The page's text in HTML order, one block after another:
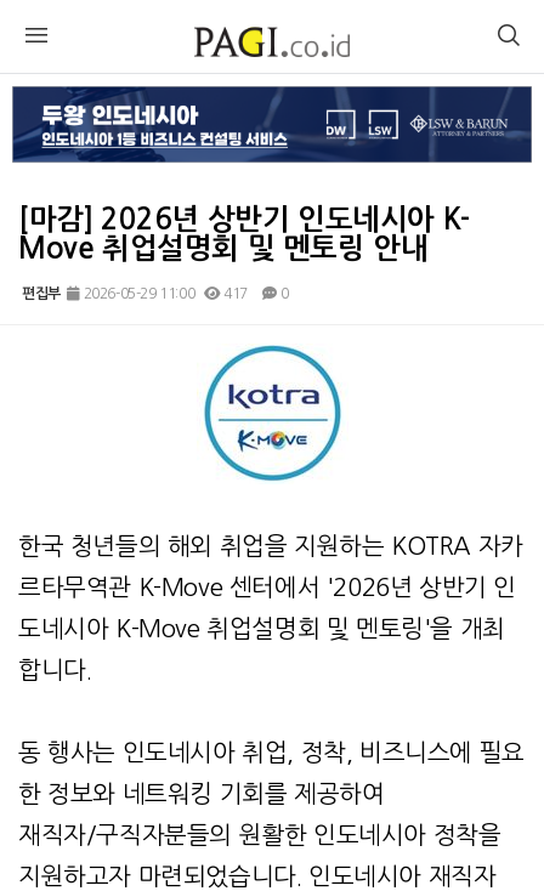
[마감] 2026년 상반기 인도네시아 K-
Move 취업설명회 및 멘토링 안내
편집부 2026-05-29 11:00 417 0
한국 청년들의 해외 취업을 지원하는 KOTRA 자카
르타무역관 K-Move 센터에서 '2026년 상반기 인
도네시아 K-Move 취업설명회 및 멘토링'을 개최
합니다.
동 행사는 인도네시아 취업, 정착, 비즈니스에 필요
한 정보와 네트워킹 기회를 제공하여
재직자/구직자분들의 원활한 인도네시아 정착을
지원하고자 마련되었습니다. 인도네시아 재직자